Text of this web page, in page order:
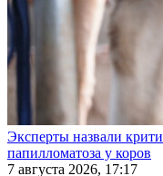
Эксперты назвали
папилломатоза у коров
7 августа 2026, 17:17